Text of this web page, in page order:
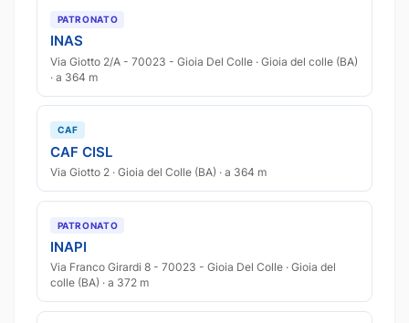
PATRONATO
INAS
Via Giotto 2/A - 70023 - Gioia Del Colle · Gioia del colle (BA)
· a 364 m
CAF
CAF CISL
Via Giotto 2 · Gioia del Colle (BA) · a 364 m
PATRONATO
INAPI
Via Franco Girardi 8 - 70023 - Gioia Del Colle · Gioia del
colle (BA) · a 372 m